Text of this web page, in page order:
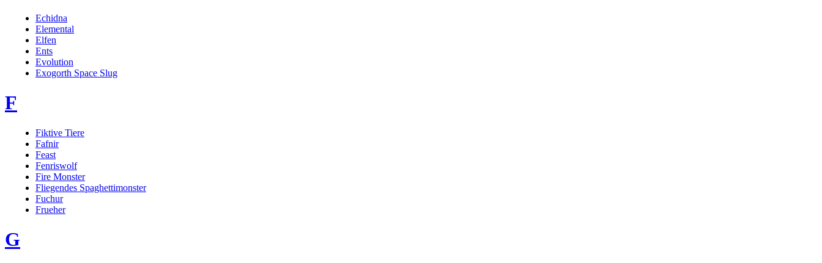
Echidna
Elemental
Elfen
Ents
Evolution
Exogorth Space Slug
F
Fiktive Tiere
Fafnir
Feast
Fenriswolf
Fire Monster
Fliegendes Spaghettimonster
Fuchur
Frueher
G